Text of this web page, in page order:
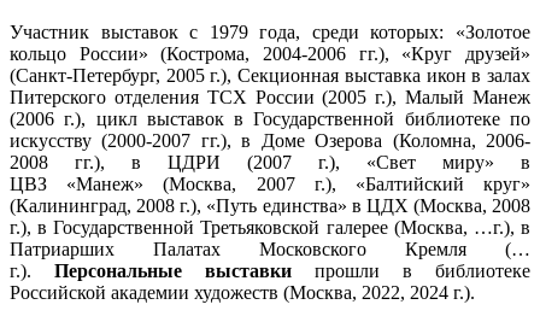
Участник выставок с 1979 года, среди которых: «Золотое
кольцо России» (Кострома, 2004-2006 гг.), «Круг друзей»
(Санкт-Петербург, 2005 г.), Секционная выставка икон в залах
Питерского отделения ТСХ России (2005 г.), Малый Манеж
(2006 г.), цикл выставок в Государственной библиотеке по
искусству (2000-2007 гг.), в Доме Озерова (Коломна, 2006-
2008 гг.), в ЦДРИ (2007 г.), «Свет миру» в
ЦВЗ «Манеж» (Москва, 2007 г.), «Балтийский круг»
(Калининград, 2008 г.), «Путь единства» в ЦДХ (Москва, 2008
г.), в Государственной Третьяковской галерее (Москва, …г.), в
Патриарших Палатах Московского Кремля (…
г.). Персональные выставки прошли в библиотеке
Российской академии художеств (Москва, 2022, 2024 г.).